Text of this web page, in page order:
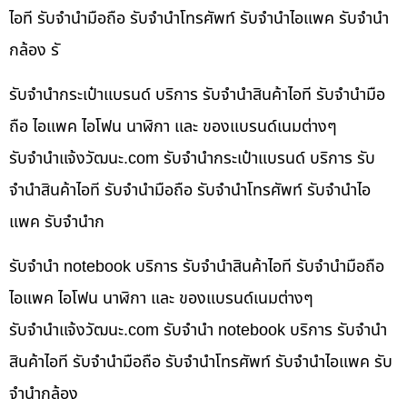
ไอที รับจำนำมือถือ รับจำนำโทรศัพท์ รับจำนำไอแพค รับจำนำ
กล้อง รั
รับจำนำกระเป๋าแบรนด์ บริการ รับจำนำสินค้าไอที รับจำนำมือ
ถือ ไอแพค ไอโฟน นาฬิกา และ ของแบรนด์เนมต่างๆ
รับจํานําแจ้งวัฒนะ.com รับจำนำกระเป๋าแบรนด์ บริการ รับ
จำนำสินค้าไอที รับจำนำมือถือ รับจำนำโทรศัพท์ รับจำนำไอ
แพค รับจำนำก
รับจำนำ notebook บริการ รับจำนำสินค้าไอที รับจำนำมือถือ
ไอแพค ไอโฟน นาฬิกา และ ของแบรนด์เนมต่างๆ
รับจํานําแจ้งวัฒนะ.com รับจำนำ notebook บริการ รับจำนำ
สินค้าไอที รับจำนำมือถือ รับจำนำโทรศัพท์ รับจำนำไอแพค รับ